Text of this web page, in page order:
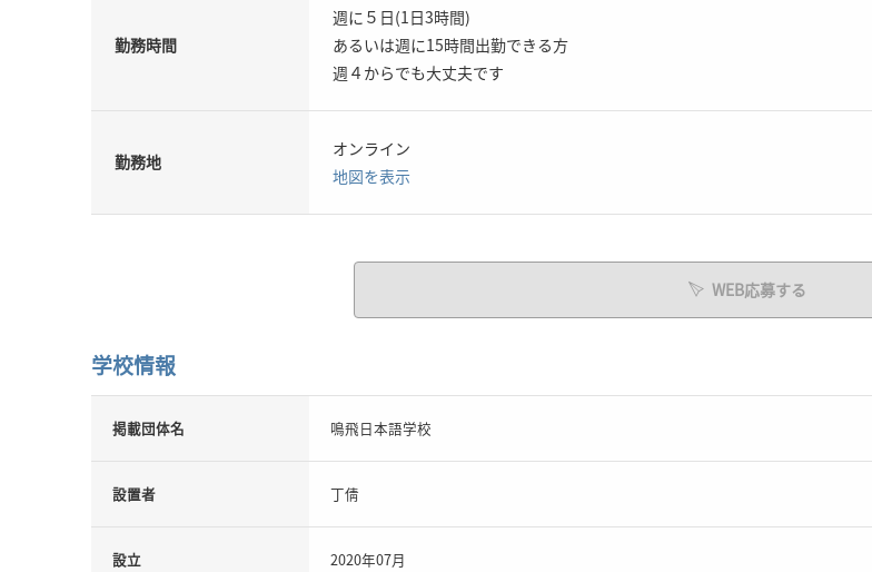
勤務時間
週に５日(1日3時間)
あるいは週に15時間出勤できる方
週４からでも大丈夫です
勤務地
オンライン
地図を表示
WEB応募する
学校情報
掲載団体名 鳴飛日本語学校
設置者 丁倩
設立 2020年07月